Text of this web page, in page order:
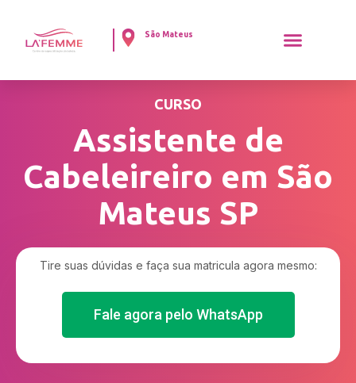
São Mateus
CURSO
Assistente de
Cabeleireiro em São
Mateus SP
Tire suas dúvidas e faça sua matricula agora mesmo:
Fale agora pelo WhatsApp